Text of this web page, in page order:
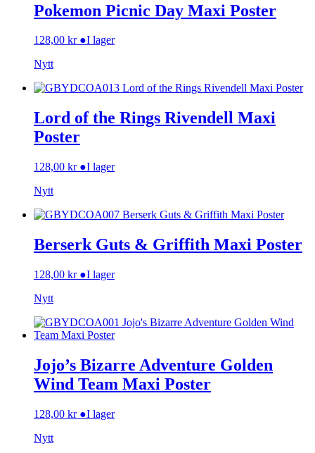
Pokemon Picnic Day Maxi Poster
128,00 kr ●I lager
Nytt
Lord of the Rings Rivendell Maxi
Poster
128,00 kr ●I lager
Nytt
Berserk Guts & Griffith Maxi Poster
128,00 kr ●I lager
Nytt
Jojo’s Bizarre Adventure Golden
Wind Team Maxi Poster
128,00 kr ●I lager
Nytt